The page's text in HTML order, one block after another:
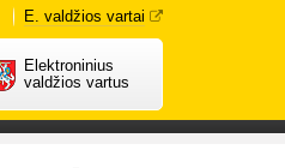
E. valdžios vartai
Elektroninius
valdžios vartus